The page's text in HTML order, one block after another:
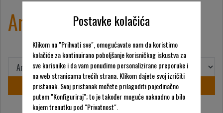
Arhiva recenzija kupaca
Postavke kolačića
Klikom na "Prihvati sve", omogućavate nam da koristimo
kolačiće za kontinuirano poboljšanje korisničkog iskustva za
sve korisnike i da vam ponudimo personalizirane preporuke i
na web stranicama trećih strana. Klikom dajete svoj izričiti
pristanak. Svoj pristanak možete prilagoditi pojedinačno
putem "Konfiguriraj"; to je također moguće naknadno u bilo
kojem trenutku pod "Privatnost".